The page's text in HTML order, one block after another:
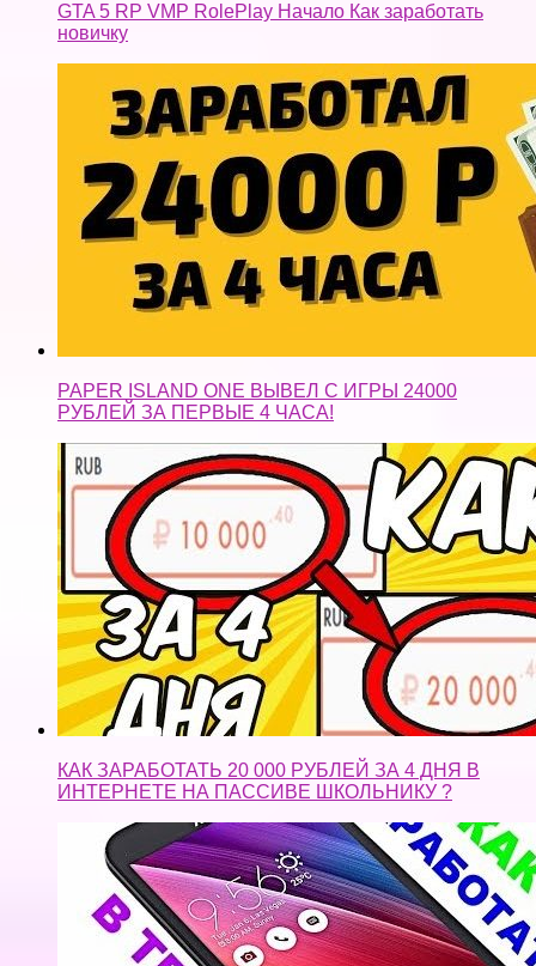
GTA 5 RP VMP RolePlay Начало Как заработать
новичку
PAPER ISLAND ONE ВЫВЕЛ С ИГРЫ 24000
РУБЛЕЙ ЗА ПЕРВЫЕ 4 ЧАСА!
КАК ЗАРАБОТАТЬ 20 000 РУБЛЕЙ ЗА 4 ДНЯ В
ИНТЕРНЕТЕ НА ПАССИВЕ ШКОЛЬНИКУ ?